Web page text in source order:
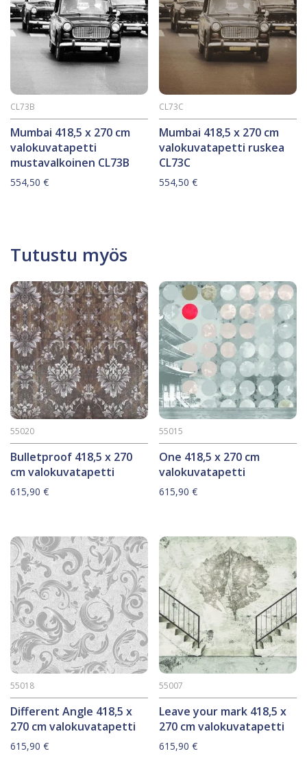
Mumbai 418,5 x 270 cm
valokuvatapetti
mustavalkoinen CL73B
CL73B
554,50 €
Mumbai 418,5 x 270 cm
valokuvatapetti ruskea
CL73C
CL73C
554,50€
Tutustu myös
Bulletproof 418,5 x 270
cm valokuvatapetti
55020
615,90 €
One 418,5 x 270 cm
valokuvatapetti
55015
615,90€
Different Angle 418,5 x
270 cm valokuvatapetti
55018
615,90 €
Leave your mark 418,5 x
270 cm valokuvatapetti
55007
615,90€